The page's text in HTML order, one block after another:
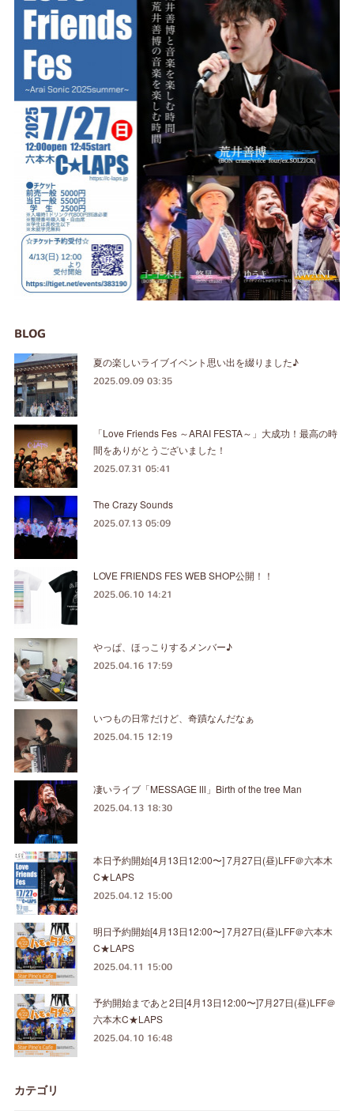
BLOG
夏の楽しいライブイベント思い出を綴りました♪
2025.09.09 03:35
「Love Friends Fes ～ARAI FESTA～」大成功！最高の時
間をありがとうございました！
2025.07.31 05:41
The Crazy Sounds
2025.07.13 05:09
LOVE FRIENDS FES WEB SHOP公開！！
2025.06.10 14:21
やっぱ、ほっこりするメンバー♪
2025.04.16 17:59
いつもの日常だけど、奇蹟なんだなぁ
2025.04.15 12:19
凄いライブ「MESSAGE Ⅲ」Birth of the tree Man
2025.04.13 18:30
本日予約開始[4月13日12:00〜] 7月27日(昼)LFF＠六本木
C★LAPS
2025.04.12 15:00
明日予約開始[4月13日12:00〜] 7月27日(昼)LFF＠六本木
C★LAPS
2025.04.11 15:00
予約開始まであと2日[4月13日12:00〜]7月27日(昼)LFF＠
六本木C★LAPS
2025.04.10 16:48
カテゴリ